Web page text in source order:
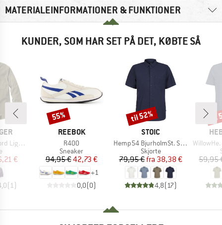
MATERIALEINFORMATIONER & FUNKTIONER
KUNDER, SOM HAR SET PÅ DET, KØBTE SÅ
Shirt
pris
€
(1 )
MÆRKE
REEBOK
Artikel
R400
Produktgruppe
Sneaker
Pris
94,95 €Nedsat pris
42,73 €
+1
0,0(0)
Rabat
55%
MÆRKE
STOIC
Artikel
Hemp54 BjurholmSt. S/S Shirt
Produktgruppe
Skjorte
Pris
79,95 € Nedsat pris
fra 38,38 €
4,8(17)
Rabat
til 52%
Artikel
WillowHe.
59,95